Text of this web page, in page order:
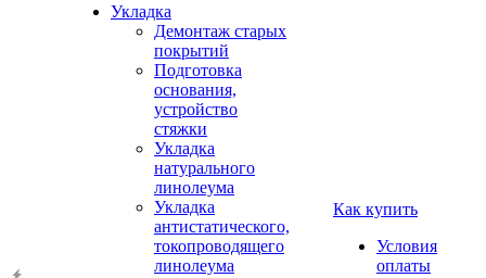
Укладка
Демонтаж старых
покрытий
Подготовка
основания,
устройство
стяжки
Укладка
натурального
линолеума
Укладка
антистатического,
токопроводящего
линолеума
Как купить
Условия
оплаты